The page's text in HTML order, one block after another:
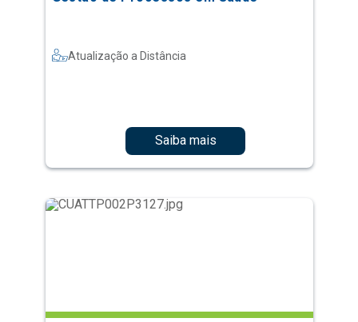
Atualização a Distância
Saiba mais